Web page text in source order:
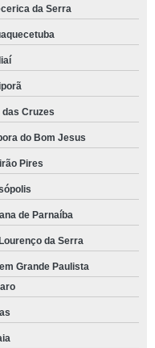
da Serra
das Cruzes
do Bom Jesus
Pires
de Parnaíba
da Serra
Grande Paulista